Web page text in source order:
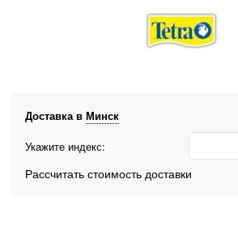
Доставка в Минск
Укажите индекс:
Рассчитать стоимость доставки